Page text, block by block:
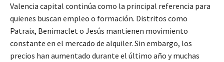
Valencia capital continúa como la principal referencia para
quienes buscan empleo o formación. Distritos como
Patraix, Benimaclet o Jesús mantienen movimiento
constante en el mercado de alquiler. Sin embargo, los
precios han aumentado durante el último año y muchas